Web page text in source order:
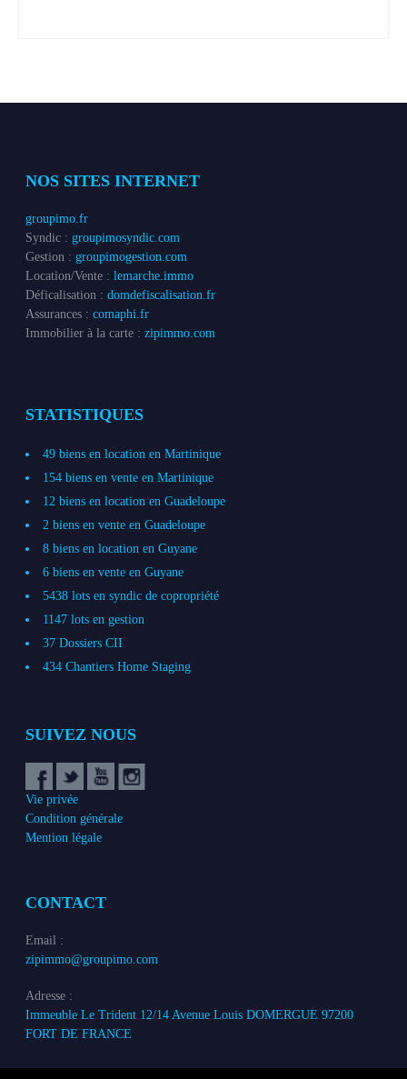
NOS SITES INTERNET
groupimo.fr
Syndic :groupimosyndic.com
Gestion :groupimogestion.com
Location/Vente :lemarche.immo
Déficalisation :domdefiscalisation.fr
Assurances :comaphi.fr
Immobilier à la carte :zipimmo.com
STATISTIQUES
49 biens en location en Martinique
154 biens en vente en Martinique
12 biens en location en Guadeloupe
2 biens en vente en Guadeloupe
8 biens en location en Guyane
6 biens en vente en Guyane
5438 lots en syndic de copropriété
1147 lots en gestion
37 Dossiers CII
434 Chantiers Home Staging
SUIVEZ NOUS
Vie privée
Condition générale
Mention légale
CONTACT
Email :
zipimmo@groupimo.com
Adresse :
Immeuble Le Trident 12/14 Avenue Louis DOMERGUE 97200
FORT DE FRANCE